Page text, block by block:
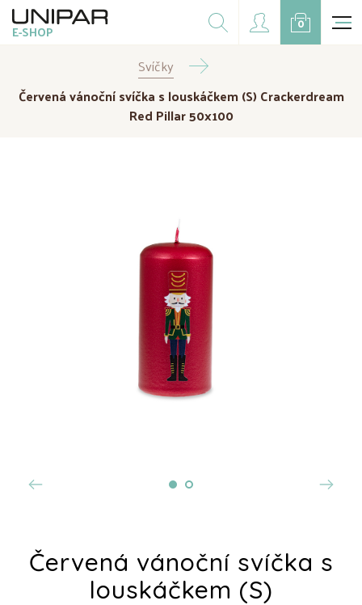
E-SHOP
Dárkové balíčky
Doplňky
Doprodej
CZK EUR
0
Svíčky
Červená vánoční svíčka s louskáčkem (S) Crackerdream
Red Pillar 50x100
Červená vánoční svíčka s
louskáčkem (S)